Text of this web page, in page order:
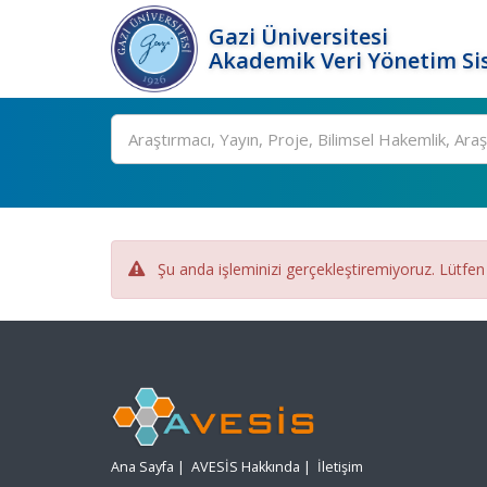
Gazi Üniversitesi
Akademik Veri Yönetim
Ara
Şu anda işleminizi gerçekleştiremiyoruz.
Ana Sayfa | AVESİS Hakkında | İletişim